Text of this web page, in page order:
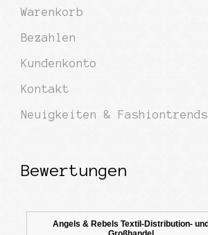
Warenkorb
Bezahlen
Kundenkonto
Kontakt
Neuigkeiten & Fashiontrends
Bewertungen